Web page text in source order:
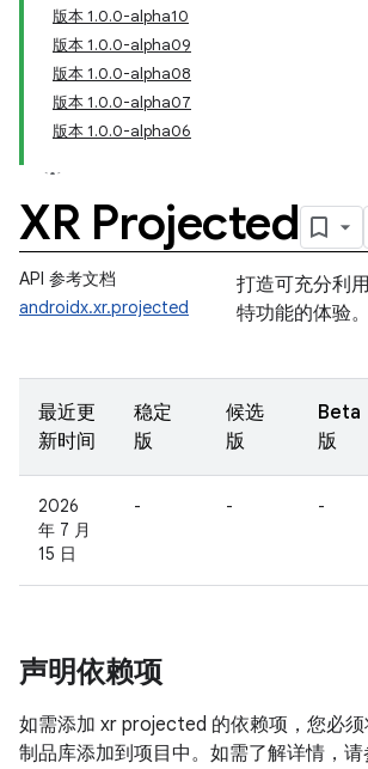
版本 1.0.0-alpha10
版本 1.0.0-alpha09
版本 1.0.0-alpha08
版本 1.0.0-alpha07
版本 1.0.0-alpha06
XR Projected
API 参考文档
androidx.xr.projected
打造可充分利
特功能的体验。
最近更
新时间
稳定
版
候选
版
Beta
版
2026
年 7 月
15 日
- - -
声明依赖项
如需添加 xr projected 的依赖项，您必
制品库添加到项目中。如需了解详情，请